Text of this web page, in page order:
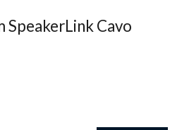
SpeakerLink Cavo